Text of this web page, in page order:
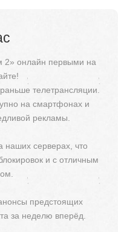
2» онлайн первыми на
телетрансляции.
на смартфонах и
рекламы.
наших серверах, что
и с отличным
предстоящих
за неделю вперёд.